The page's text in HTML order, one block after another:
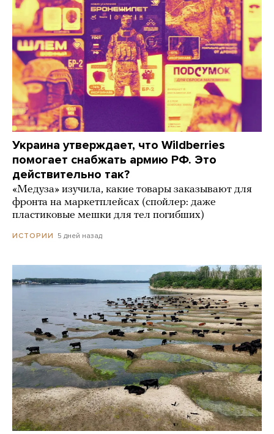
Украина утверждает, что Wildberries
помогает снабжать армию РФ. Это
действительно так?
«Медуза» изучила, какие товары заказывают для
фронта на маркетплейсах (спойлер: даже
пластиковые мешки для тел погибших)
ИСТОРИИ 5 дней назад